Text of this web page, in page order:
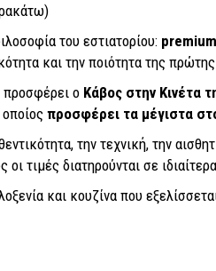
του εστιατορίου:
και την ποιότητα της
προσφέρει ο Κάβος στην Κινέτα
προσφέρει τα μέγιστα
την τεχνική, την
τιμές διατηρούνται σε
και κουζίνα που